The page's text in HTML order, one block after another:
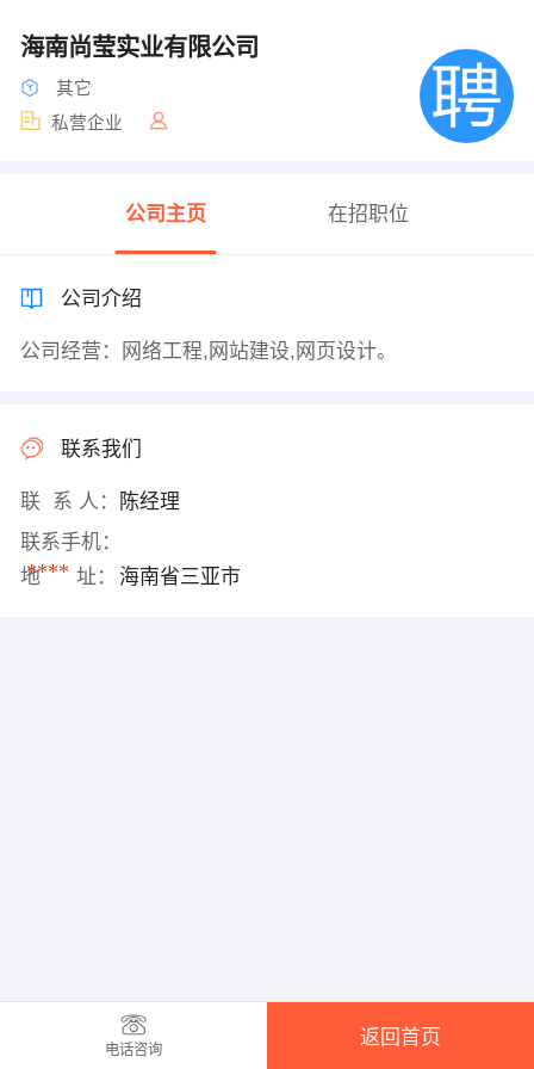
海南尚莹实业有限公司
其它
私营企业
公司主页 在招职位
公司介绍
公司经营：网络工程,网站建设,网页设计。
联系我们
联 系 人：
陈经理
联系手机：
****
地 址： 海南省三亚市
电话咨询
返回首页